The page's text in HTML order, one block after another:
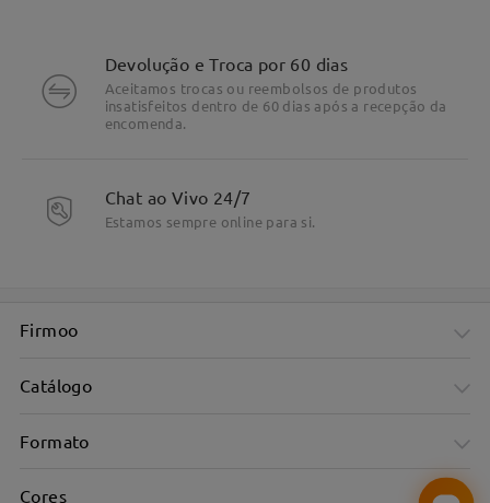
Devolução e Troca por 60 dias
Aceitamos trocas ou reembolsos de produtos
insatisfeitos dentro de 60 dias após a recepção da
encomenda.
Chat ao Vivo 24/7
Estamos sempre online para si.
Firmoo
Catálogo
Formato
Cores